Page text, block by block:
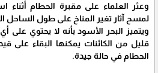
وعثر العلماء على مقبرة الحطام أثناء
لمسح آثار تغير المناخ على طول الساحل
ويتميز البحر الأسود بأنه لا يحتوي على
قليل من الكائنات يمكنها البقاء على
الحطام في حالة جيدة.